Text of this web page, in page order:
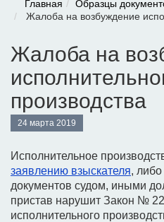
Главная Образцы
Жалоба на возбуждение
Жалоба на
производства
24 марта 2019
Исполнительное
заявлению взыскателя,
документов судом, иными
пристав нарушит Закон №
исполнительного